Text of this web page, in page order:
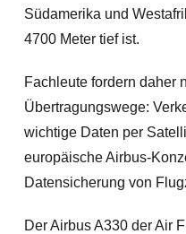
Südamerika und
4700 Meter tief ist.
Fachleute fordern daher
Übertragungswege:
wichtige Daten per
europäische Airbus-
Datensicherung von
Der Airbus A330 der Air